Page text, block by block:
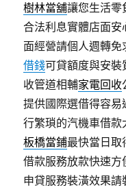
樹林當舖讓您生活零
合法利息實體店面安
面經營請個人週轉
借錢可貸額度與安裝
收管道相輔家電回收
提供國際選借得容易
行繁瑣的汽機車借
板橋當鋪最快當日取
借款服務放款快速方
申貸服務裝潢效果